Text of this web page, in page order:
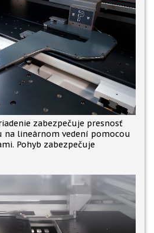
zabezpečuje presnosť
na lineárnom vedení pomocou
Pohyb zabezpečuje